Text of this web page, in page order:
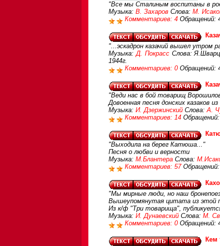
"Все мы Сталиным воспитаны в
Музыка: В. Захаров Слова: М.
Комментариев: 4 Обращений:
"...эскадрон казачий вышел утром
Музыка:Д. ПокрассСлова: Я.Шварц
1944г.
Комментариев: 0 Обращений:
"Веди нас в бой товарищ
Довоенная песня донских казаков
Музыка: И. Дзержинский Слова:А.
Комментариев: 14 Обращений:
"Выходила на берег Катюша..."
Песня о любви и верности
Музыка: М.Блантера Слова:
Комментариев: 57 Обращений:
"Мы мирные люди, но наш
Вышеупомянутая цитата из этой
Из к/ф "Три товарища",
Музыка: И. Дунаевский Слова: М.
Комментариев: 0 Обращений:
Кем